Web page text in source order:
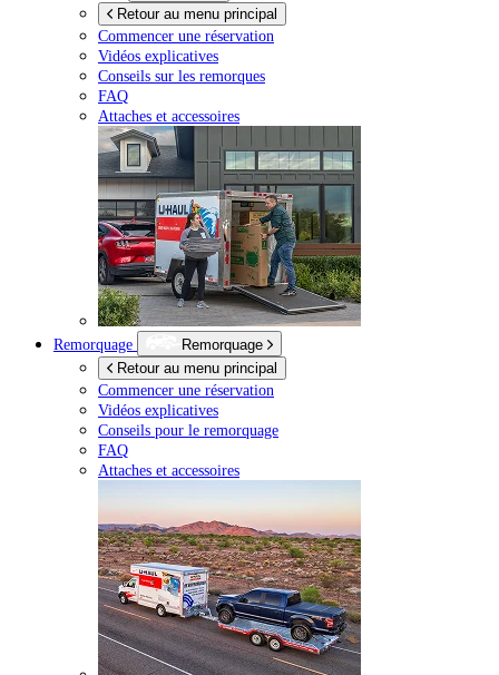
Retour au menu principal
Commencer une réservation
Vidéos explicatives
Conseils sur les remorques
FAQ
Attaches et accessoires
Remorquage
Remorquage
Retour au menu principal
Commencer une réservation
Vidéos explicatives
Conseils pour le remorquage
FAQ
Attaches et accessoires